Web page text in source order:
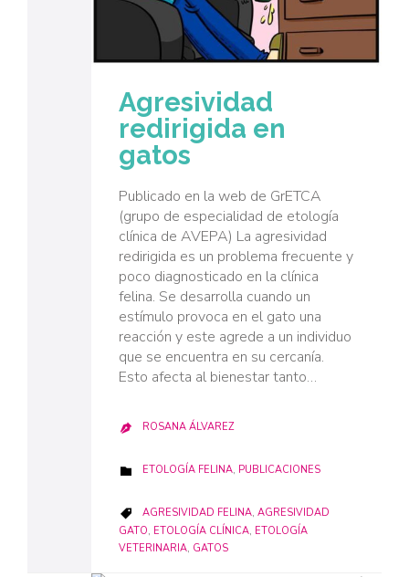
Agresividad
redirigida en
gatos
Publicado en la web de GrETCA
(grupo de especialidad de etología
clínica de AVEPA) La agresividad
redirigida es un problema frecuente y
poco diagnosticado en la clínica
felina. Se desarrolla cuando un
estímulo provoca en el gato una
reacción y este agrede a un individuo
que se encuentra en su cercanía.
Esto afecta al bienestar tanto…
 ROSANA ÁLVAREZ
 CATEGORY
ETOLOGÍA FELINA, PUBLICACIONES
 CATEGORY
AGRESIVIDAD FELINA, AGRESIVIDAD
GATO, ETOLOGÍA CLÍNICA, ETOLOGÍA
VETERINARIA, GATOS